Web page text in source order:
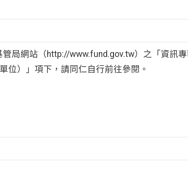
局網站（http://www.fund.gov.tw）之「資訊
位）」項下，請同仁自行前往參閱。